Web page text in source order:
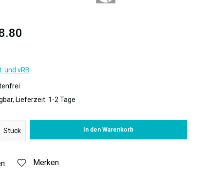
und vRB
Lieferzeit: 1-2 Tage
Stück
In den Warenkorb
Merken